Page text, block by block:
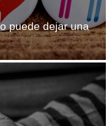
puede dejar una